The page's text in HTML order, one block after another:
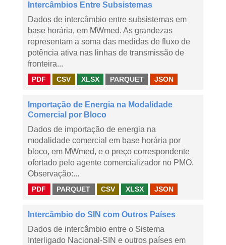
Intercâmbios Entre Subsistemas
Dados de intercâmbio entre subsistemas em
base horária, em MWmed. As grandezas
representam a soma das medidas de fluxo de
potência ativa nas linhas de transmissão de
fronteira...
PDF CSV XLSX PARQUET JSON
Importação de Energia na Modalidade
Comercial por Bloco
Dados de importação de energia na
modalidade comercial em base horária por
bloco, em MWmed, e o preço correspondente
ofertado pelo agente comercializador no PMO.
Observação:...
PDF PARQUET CSV XLSX JSON
Intercâmbio do SIN com Outros Países
Dados de intercâmbio entre o Sistema
Interligado Nacional-SIN e outros países em